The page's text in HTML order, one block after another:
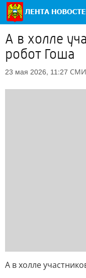
А в холле
робот Гоша
23 мая 2026, 11:27 СМИ
А в холле